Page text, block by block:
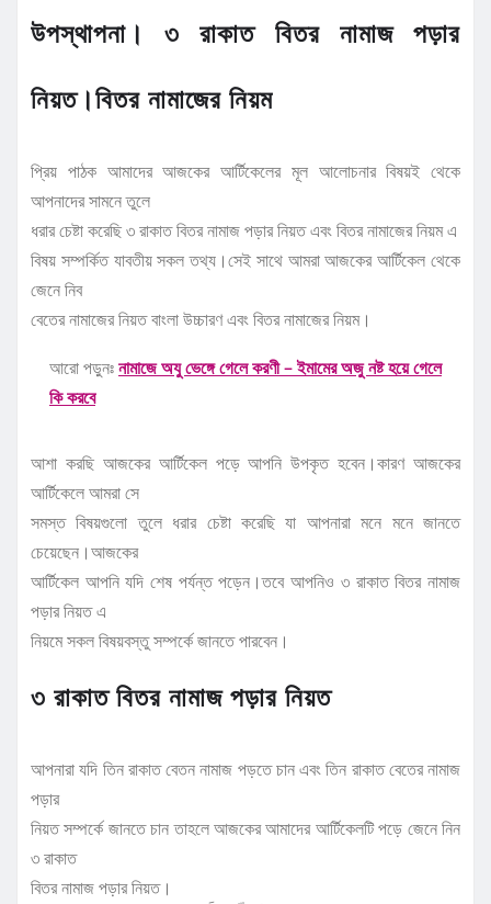
উপস্থাপনা। ৩ রাকাত বিতর নামাজ পড়ার
নিয়ত।বিতর নামাজের নিয়ম
প্রিয় পাঠক আমাদের আজকের আর্টিকেলের মূল আলোচনার বিষয়ই থেকে
আপনাদের সামনে তুলে
ধরার চেষ্টা করেছি ৩ রাকাত বিতর নামাজ পড়ার নিয়ত এবং বিতর নামাজের নিয়ম এ
বিষয় সম্পর্কিত যাবতীয় সকল তথ্য।সেই সাথে আমরা আজকের আর্টিকেল থেকে
জেনে নিব
বেতের নামাজের নিয়ত বাংলা উচ্চারণ এবং বিতর নামাজের নিয়ম।
আরো পড়ুনঃনামাজে অযু ভেঙ্গে গেলে করণী – ইমামের অজু নষ্ট হয়ে গেলে
কি করবে
আশা করছি আজকের আর্টিকেল পড়ে আপনি উপকৃত হবেন।কারণ আজকের
আর্টিকেলে আমরা সে
সমস্ত বিষয়গুলো তুলে ধরার চেষ্টা করেছি যা আপনারা মনে মনে জানতে
চেয়েছেন।আজকের
আর্টিকেল আপনি যদি শেষ পর্যন্ত পড়েন।তবে আপনিও ৩ রাকাত বিতর নামাজ
পড়ার নিয়ত এ
নিয়মে সকল বিষয়বস্তু সম্পর্কে জানতে পারবেন।
৩ রাকাত বিতর নামাজ পড়ার নিয়ত
আপনারা যদি তিন রাকাত বেতন নামাজ পড়তে চান এবং তিন রাকাত বেতের নামাজ
পড়ার
নিয়ত সম্পর্কে জানতে চান তাহলে আজকের আমাদের আর্টিকেলটি পড়ে জেনে নিন
৩ রাকাত
বিতর নামাজ পড়ার নিয়ত।